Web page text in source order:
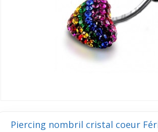
Piercing nombril cristal coeur